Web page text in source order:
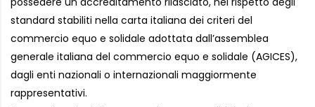
standard stabiliti nella carta italiana dei criteri del
commercio equo e solidale adottata dall’assemblea
generale italiana del commercio equo e solidale (AGICES),
dagli enti nazionali o internazionali maggiormente
rappresentativi.